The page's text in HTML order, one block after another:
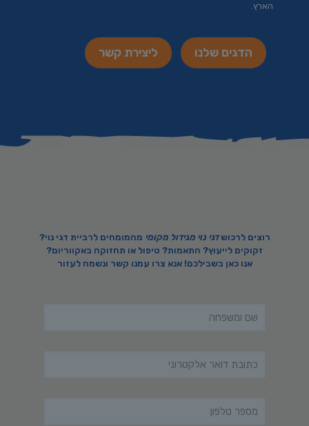
הארץ.
הדגים שלנו ליצירת קשר
רוצים לרכושדגי נוי מגידול מקומי מהמומחים לרביית דגי נוי?
זקוקים לייעוץ? התאמות? טיפול או תחזוקה באקווריום?
אנו כאן בשבילכם! אנא צרו עמנו קשר ונשמח לעזור